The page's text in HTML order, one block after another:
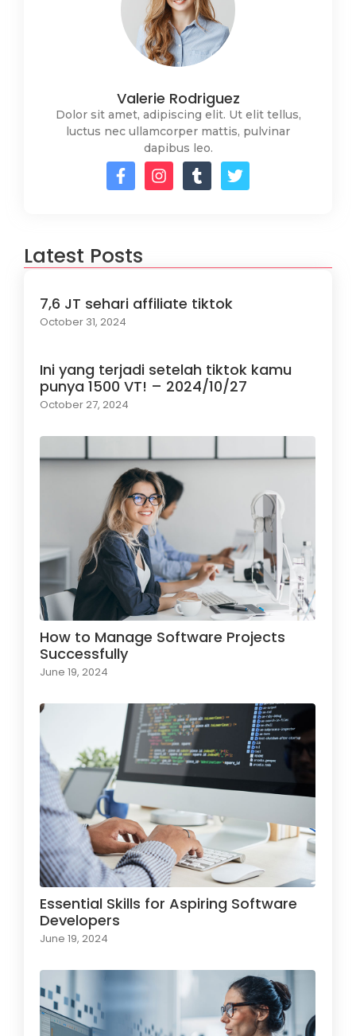
Valerie Rodriguez
Dolor sit amet, adipiscing elit. Ut elit tellus,
luctus nec ullamcorper mattis, pulvinar
dapibus leo.
Latest Posts
7,6 JT sehari affiliate tiktok
October 31, 2024
Ini yang terjadi setelah tiktok kamu
punya 1500 VT! – 2024/10/27
October 27, 2024
How to Manage Software Projects
Successfully
June 19, 2024
Essential Skills for Aspiring Software
Developers
June 19, 2024